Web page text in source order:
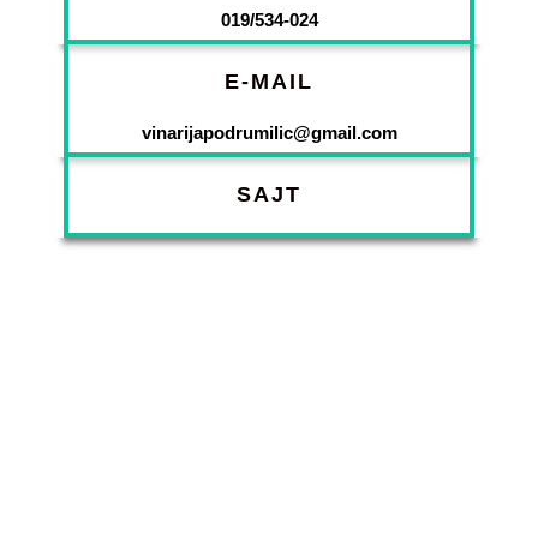
019/534-024
E-MAIL
vinarijapodrumilic@gmail.com
SAJT